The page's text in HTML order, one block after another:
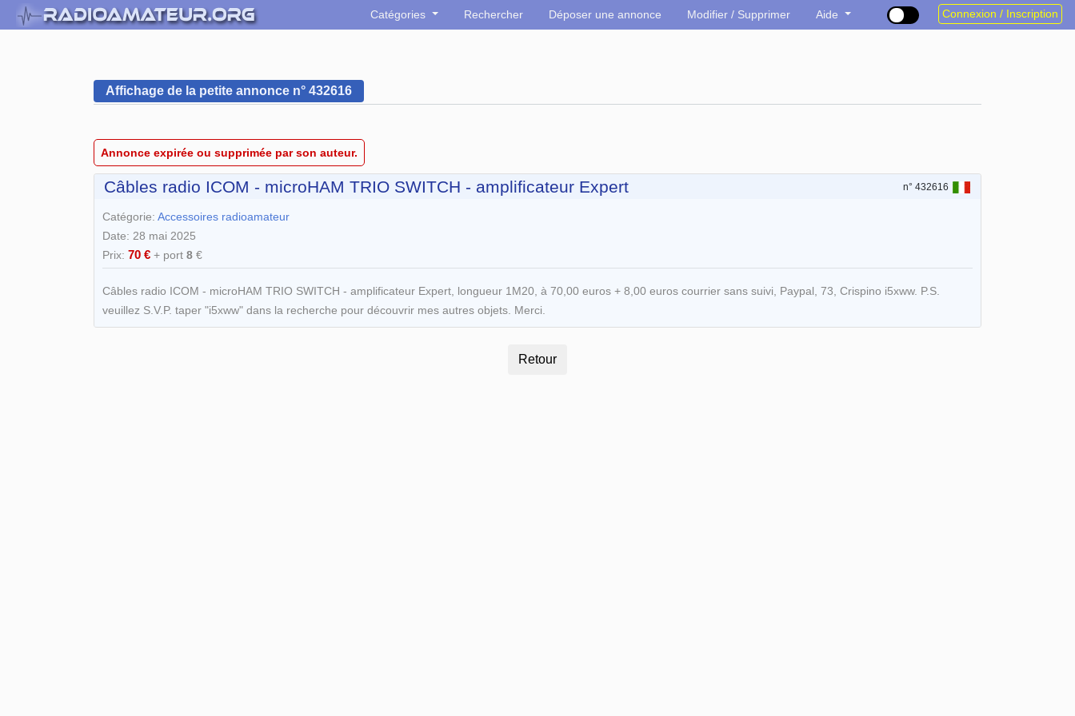
Catégories Rechercher Déposer une annonce Modifier / Supprimer Aide Connexion / Inscription
Affichage de la petite annonce n° 432616
Annonce expirée ou supprimée par son auteur.
Câbles radio ICOM - microHAM TRIO SWITCH - amplificateur Expert n° 432616
Catégorie: Accessoires radioamateur
Date: 28 mai 2025
Prix: 70 € + port 8€
Câbles radio ICOM - microHAM TRIO SWITCH - amplificateur Expert, longueur 1M20, à 70,00 euros + 8,00 euros courrier sans suivi, Paypal, 73, Crispino i5xww. P.S.
veuillez S.V.P. taper "i5xww" dans la recherche pour découvrir mes autres objets. Merci.